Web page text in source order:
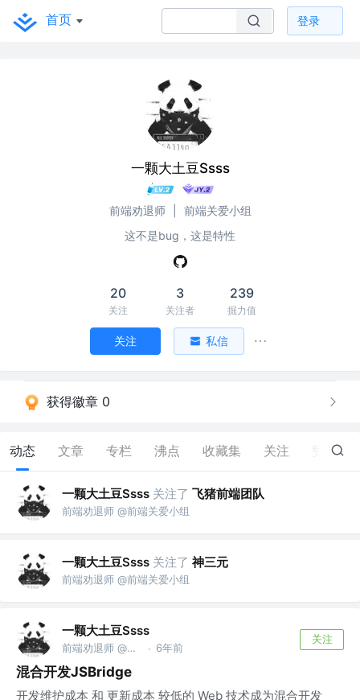
首页 登录
一颗大土豆Ssss
前端劝退师
前端关爱小组
这不是bug，这是特性
20
关注
3
关注者
239
掘力值
关注 私信
获得徽章 0
动态 文章 专栏 沸点 收藏集 关注 9
一颗大土豆Ssss 关注了 飞猪前端团队
前端劝退师 @前端关爱小组
一颗大土豆Ssss 关注了 神三元
前端劝退师 @前端关爱小组
一颗大土豆Ssss
前端劝退师 @前端关爱小组 · 6年前
关注
混合开发JSBridge
开发维护成本 和 更新成本 较低的 Web 技术成为混合开发